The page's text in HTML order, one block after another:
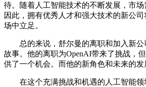
待。随着人工智能技术的不断发展，市场
因此，拥有优秀人才和强大技术的新公
场中立足。
总的来说，舒尔曼的离职和加入新公
故事。他的离职为OpenAI带来了挑战，
供了一个机会。而他的新角色和未来的发
在这个充满挑战和机遇的人工智能领